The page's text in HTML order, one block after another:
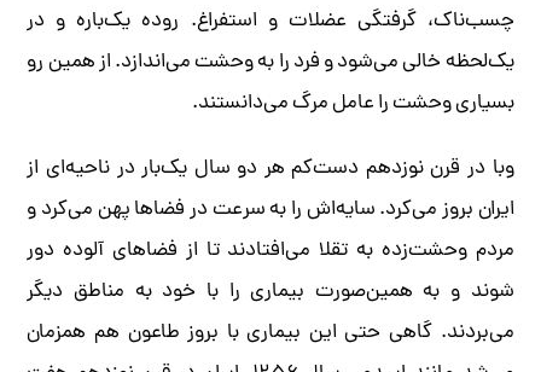
چسب‌ناک، گرفتگی عضلات و استفراغ. روده یک‌باره و در
یک‌لحظه خالی می‌شود و فرد را به وحشت‌ می‌اندازد. از همین رو
بسیاری وحشت را عامل مرگ می‌دانستند.
وبا در قرن نوزدهم دست‌کم هر دو سال یک‌بار در ناحیه‌ای از
ایران بروز می‌کرد. سایه‌اش را به سرعت در فضاها پهن می‌کرد و
مردم وحشت‌زده به تقلا می‌افتادند تا از فضاهای آلوده دور
شوند و به همین‌صورت بیماری را با خود به مناطق دیگر
می‌بردند. گاهی حتی این بیماری با بروز طاعون هم همزمان